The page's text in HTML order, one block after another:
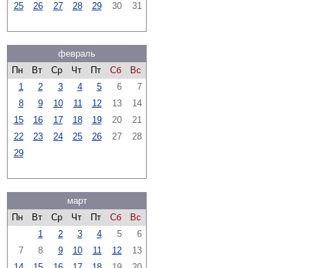
25
26 27 28 29 30 31
февраль
Пн
Вт Ср Чт Пт Сб
Вс
1
2 3 4 5 6
7
8
9 10 11 12 13
14
15
16 17 18 19 20
21
22
23 24 25 26 27
28
29
март
Пн
Вт Ср Чт Пт Сб
Вс
1
2 3 4 5
6
7
8 9 10 11 12
13